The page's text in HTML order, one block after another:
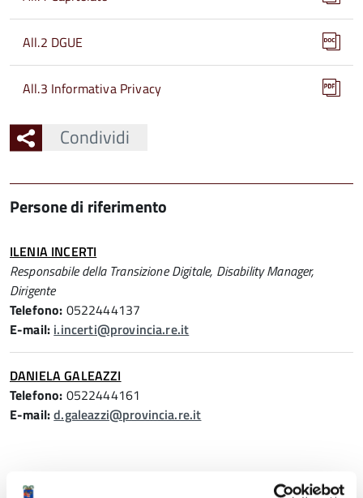
All.2 DGUE
All.3 Informativa Privacy
Condividi
Persone di riferimento
ILENIA INCERTI
Responsabile della Transizione Digitale, Disability Manager,
Dirigente
Telefono: 0522444137
E-mail: i.incerti@provincia.re.it
DANIELA GALEAZZI
Telefono: 0522444161
E-mail:d.galeazzi@provincia.re.it